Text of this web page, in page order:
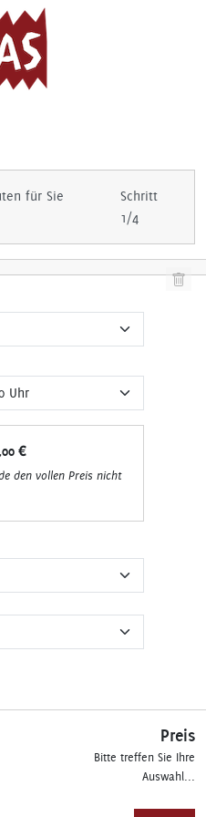
für Sie
Schritt
1/4
€
den vollen Preis nicht
Preis
Bitte treffen Sie Ihre
Auswahl...